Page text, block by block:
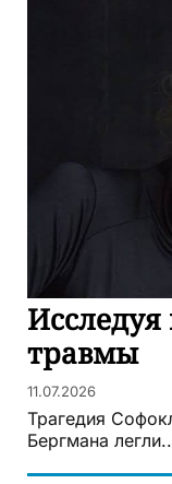
травмы
11.07.2026
Трагедия
Бергмана